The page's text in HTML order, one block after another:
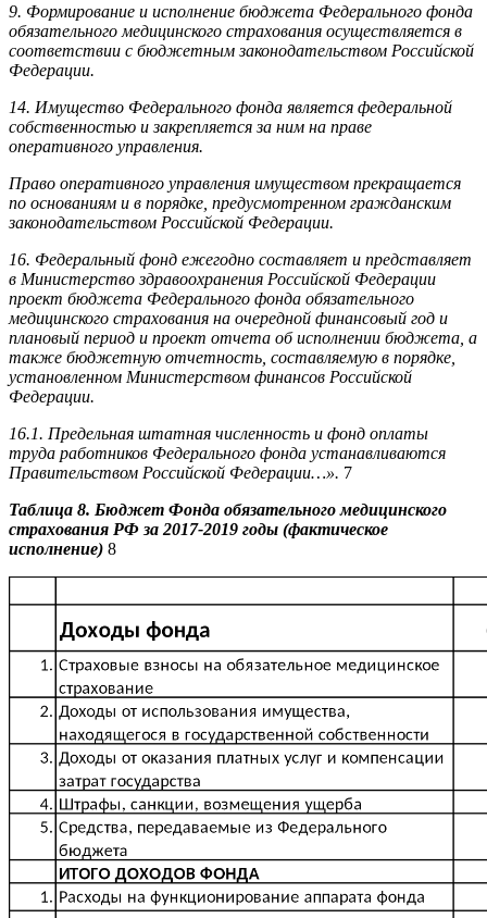
9. Формирование и исполнение бюджета Федерального фонда
обязательного медицинского страхования осуществляется в
соответствии с бюджетным законодательством Российской
Федерации.
14. Имущество Федерального фонда является федеральной
собственностью и закрепляется за ним на праве
оперативного управления.
Право оперативного управления имуществом прекращается
по основаниям и в порядке, предусмотренном гражданским
законодательством Российской Федерации.
16. Федеральный фонд ежегодно составляет и представляет
в Министерство здравоохранения Российской Федерации
проект бюджета Федерального фонда обязательного
медицинского страхования на очередной финансовый год и
плановый период и проект отчета об исполнении бюджета, а
также бюджетную отчетность, составляемую в порядке,
установленном Министерством финансов Российской
Федерации.
16.1. Предельная штатная численность и фонд оплаты
труда работников Федерального фонда устанавливаются
Правительством Российской Федерации…». 7
Таблица 8. Бюджет Фонда обязательного медицинского
страхования РФ за 2017-2019 годы (фактическое
исполнение) 8